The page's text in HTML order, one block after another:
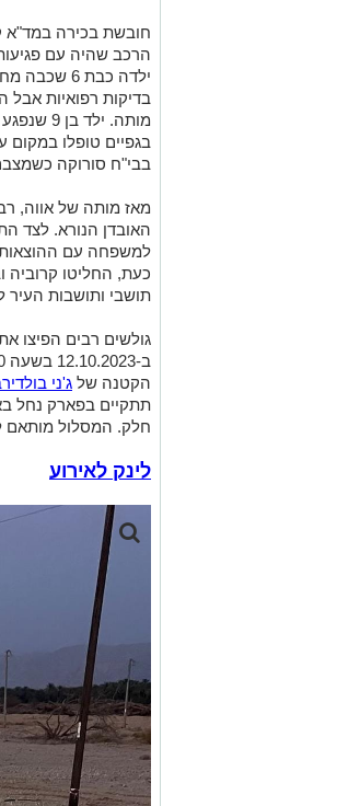
חובשת בכירה במד"א
הרכב שהיה עם
ילדה כבת
בדיקות רפואיות אבל
בגפיים טופלו במקום
בבי"ח סורוקה
מאז מותה של אווה,
האובדן הנורא. לצד
למשפחה עם ההוצאות
כעת, החליטו קרוביה
תושבי ותושבות העיר
גולשים רבים הפיצו
הקטנה של ג'ני
תתקיים בפארק נחל באר
חלק. המסלול מותאם
לינק לאירוע